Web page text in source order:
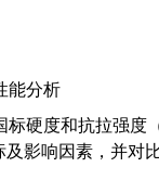
能分析
硬度和抗拉强度
影响因素，并对